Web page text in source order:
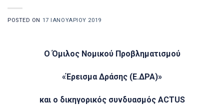
POSTED ON 17 ΙΑΝΟΥΑΡΊΟΥ 2019
Ο Όμιλος Νομικού Προβληματισμού
«Έρεισμα Δράσης (Ε.ΔΡΑ)»
και ο δικηγορικός συνδυασμός ACTUS